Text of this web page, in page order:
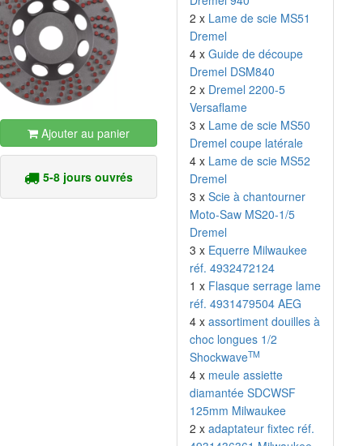
Ajouter au panier
5-8 jours ouvrés
2 x Lame de scie MS51
Dremel
4 x Guide de découpe
Dremel DSM840
2 x Dremel 2200-5
Versaflame
3 x Lame de scie MS50
Dremel coupe latérale
4 x Lame de scie MS52
Dremel
3 x Scie à chantourner
Moto-Saw MS20-1/5
Dremel
3 x Equerre Milwaukee
réf. 4932472124
1 x Flasque serrage lame
réf. 4931479504 AEG
4 x assortiment douilles à
choc longues 1/2
ShockwaveTM
4 x meule assiette
diamantée SDCWSF
125mm Milwaukee
2 x adaptateur fixtec réf.